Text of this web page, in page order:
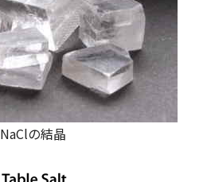
NaClの結晶